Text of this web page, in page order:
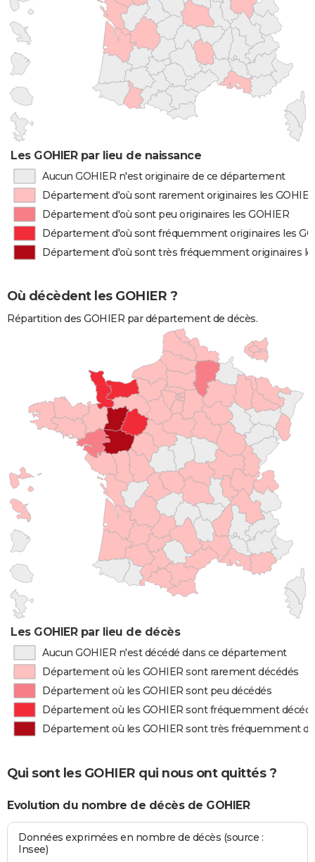
Les GOHIER par lieu de naissance
Aucun GOHIER n'est originaire de ce département
Département d'où sont rarement originaires les
Département d'où sont peu originaires les GOHIER
Département d'où sont fréquemment originaires les
Département d'où sont très fréquemment originaires
Où décèdent les GOHIER ?
Répartition des GOHIER par département de décès.
Les GOHIER par lieu de décès
Aucun GOHIER n'est décédé dans ce département
Département où les GOHIER sont rarement décédés
Département où les GOHIER sont peu décédés
Département où les GOHIER sont fréquemment
Département où les GOHIER sont très fréquemment
Qui sont les GOHIER qui nous ont quittés ?
Evolution du nombre de décès de GOHIER
Données exprimées en nombre de décès (source :
Insee)